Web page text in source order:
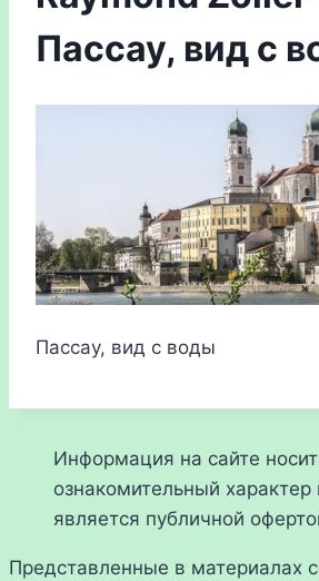
Пассау, вид с
Пассау, вид с воды
Информация на сайте носит
ознакомительный характер
является публичной
Представленные в материалах